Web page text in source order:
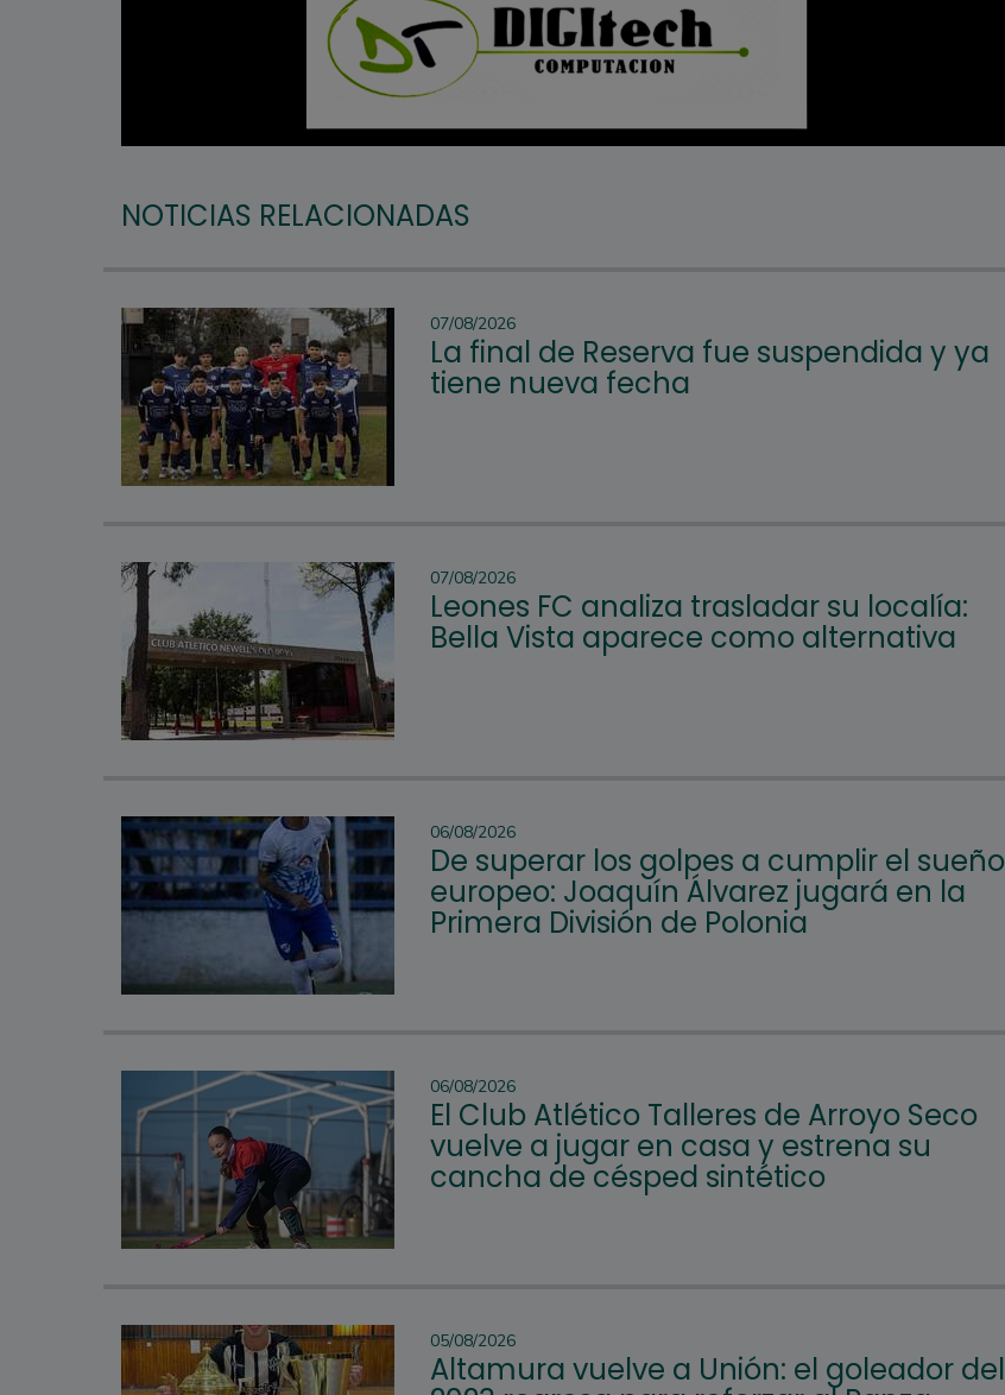
NOTICIAS RELACIONADAS
07/08/2026
La final de Reserva fue suspendida y ya
tiene nueva fecha
07/08/2026
Leones FC analiza trasladar su localía:
Bella Vista aparece como alternativa
06/08/2026
De superar los golpes a cumplir el sueño
europeo: Joaquín Álvarez jugará en la
Primera División de Polonia
06/08/2026
El Club Atlético Talleres de Arroyo Seco
vuelve a jugar en casa y estrena su
cancha de césped sintético
05/08/2026
Altamura vuelve a Unión: el goleador del